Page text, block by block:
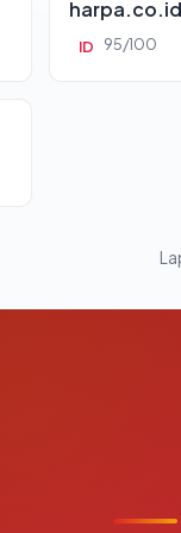
harpa.co.id
ID 95/100